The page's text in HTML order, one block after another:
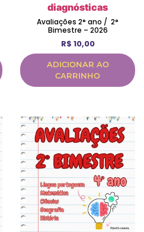
diagnósticas
Avaliações 2° ano / 2°
Bimestre – 2026
R$ 10,00
ADICIONAR AO
CARRINHO